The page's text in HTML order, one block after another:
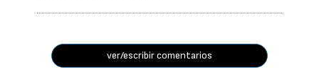
ver/escribir comentarios